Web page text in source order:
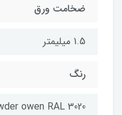
ضخامت ورق
1.5 میلیمتر
رنگ
owen RAL 3020